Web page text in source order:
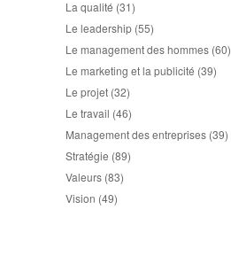
La qualité (31)
Le leadership (55)
Le management des hommes (60)
Le marketing et la publicité (39)
Le projet (32)
Le travail (46)
Management des entreprises (39)
Stratégie (89)
Valeurs (83)
Vision (49)